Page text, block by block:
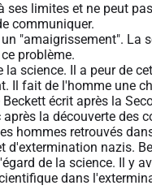
ses limites et ne peut
communiquer.
"amaigrissement". La
problème.
la science. Il a peur de cet
Il fait de l'homme une
écrit après la
la découverte des
hommes retrouvés
d'extermination nazis.
de la science. Il y
dans